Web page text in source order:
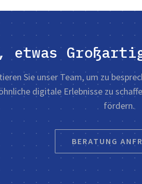
etwas
Sie unser Team, um zu
digitale Erlebnisse zu
fördern.
BERATUNG